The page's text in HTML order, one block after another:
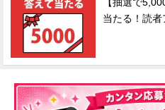
【抽選で
当たる！読